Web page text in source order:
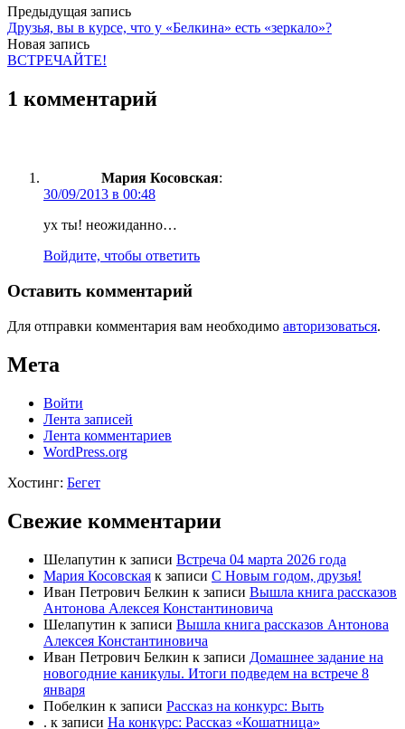
Предыдущая запись
Друзья, вы в курсе, что у «Белкина» есть «зеркало»?
Новая запись
ВСТРЕЧАЙТЕ!
1 комментарий
Мария Косовская:
30/09/2013 в 00:48
ух ты! неожиданно…
Войдите, чтобы ответить
Оставить комментарий
Для отправки комментария вам необходимо авторизоваться.
Мета
Войти
Лента записей
Лента комментариев
WordPress.org
Хостинг: Бегет
Свежие комментарии
Шелапутин к записи Встреча 04 марта 2026 года
Мария Косовская к записи С Новым годом, друзья!
Иван Петрович Белкин к записи Вышла книга рассказов
Антонова Алексея Константиновича
Шелапутин к записи Вышла книга рассказов Антонова
Алексея Константиновича
Иван Петрович Белкин к записи Домашнее задание на
новогодние каникулы. Итоги подведем на встрече 8
января
Побелкин к записи Рассказ на конкурс: Выть
. к записи На конкурс: Рассказ «Кошатница»